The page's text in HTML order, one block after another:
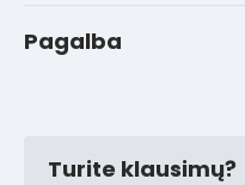
Kontaktai
Pagalba
FAQ
Turite klausimų?